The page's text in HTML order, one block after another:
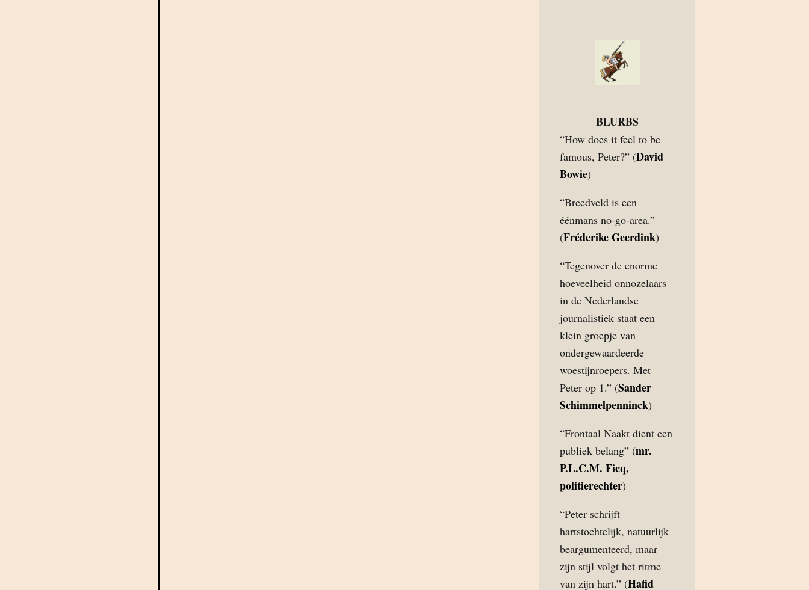
BLURBS
“How does it feel to be
famous, Peter?” (David
Bowie)
“Breedveld is een
éénmans no-go-area.”
(Fréderike Geerdink)
“Tegenover de enorme
hoeveelheid onnozelaars
in de Nederlandse
journalistiek staat een
klein groepje van
ondergewaardeerde
woestijnroepers. Met
Peter op 1.” (Sander
Schimmelpenninck)
“Frontaal Naakt dient een
publiek belang” (mr.
P.L.C.M. Ficq,
politierechter)
“Peter schrijft
hartstochtelijk, natuurlijk
beargumenteerd, maar
zijn stijl volgt het ritme
van zijn hart.” (Hafid